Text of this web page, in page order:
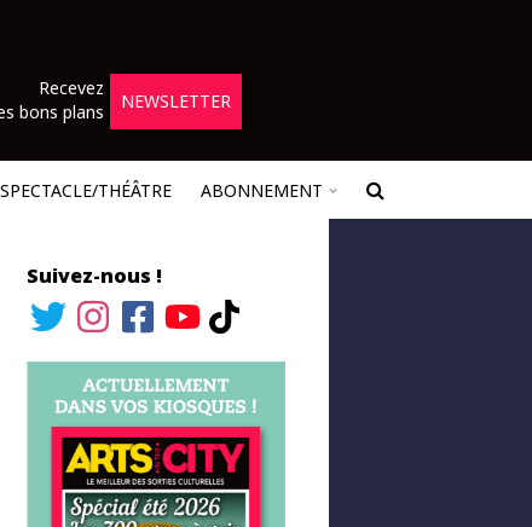
Recevez
bons plans
NEWSLETTER
SPECTACLE/THÉÂTRE ABONNEMENT
Suivez-nous !